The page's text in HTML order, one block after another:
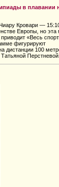
в плавании
Чиару Кровари —
Европы, но эта
«Весь
фигурируют
дистанции 100
Перстневой.